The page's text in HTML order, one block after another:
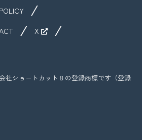
X
社ショートカット８の登録商標です（登録